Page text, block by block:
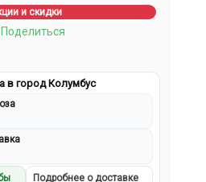
и скидки
в город Колумбус
Подробнее о доставке